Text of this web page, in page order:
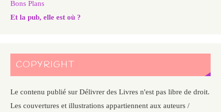
Bons Plans
Et la pub, elle est où ?
COPYRIGHT
Le contenu publié sur Délivrer des Livres n'est pas libre de droit.
Les couvertures et illustrations appartiennent aux auteurs /